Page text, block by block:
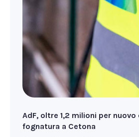
AdF, oltre 1,2 milioni per
fognatura a Cetona